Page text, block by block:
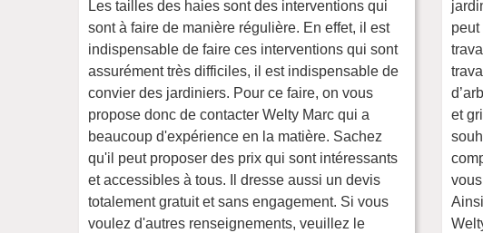
Les tailles des haies sont des interventions qui
sont à faire de manière régulière. En effet, il est
indispensable de faire ces interventions qui sont
assurément très difficiles, il est indispensable de
convier des jardiniers. Pour ce faire, on vous
propose donc de contacter Welty Marc qui a
beaucoup d'expérience en la matière. Sachez
qu'il peut proposer des prix qui sont intéressants
et accessibles à tous. Il dresse aussi un devis
totalement gratuit et sans engagement. Si vous
voulez d'autres renseignements, veuillez le
peut
et